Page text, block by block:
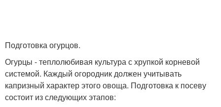
Подготовка огурцов.
Огурцы - теплолюбивая культура с хрупкой корневой
системой. Каждый огородник должен учитывать
капризный характер этого овоща. Подготовка к посеву
состоит из следующих этапов: